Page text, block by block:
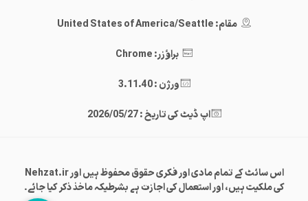
مقام: United States of America/Seattle
براؤزر: Chrome
ورژن : 3.11.40
اپ ڈیٹ کی تاریخ : 2026/05/27
اس سائٹ کے تمام مادی اور فکری حقوق محفوظ ہیں اور Nehzat.ir
کی ملکیت ہیں، اور استعمال کی اجازت ہے بشرطیکہ ماخذ ذکر کیا جائے۔